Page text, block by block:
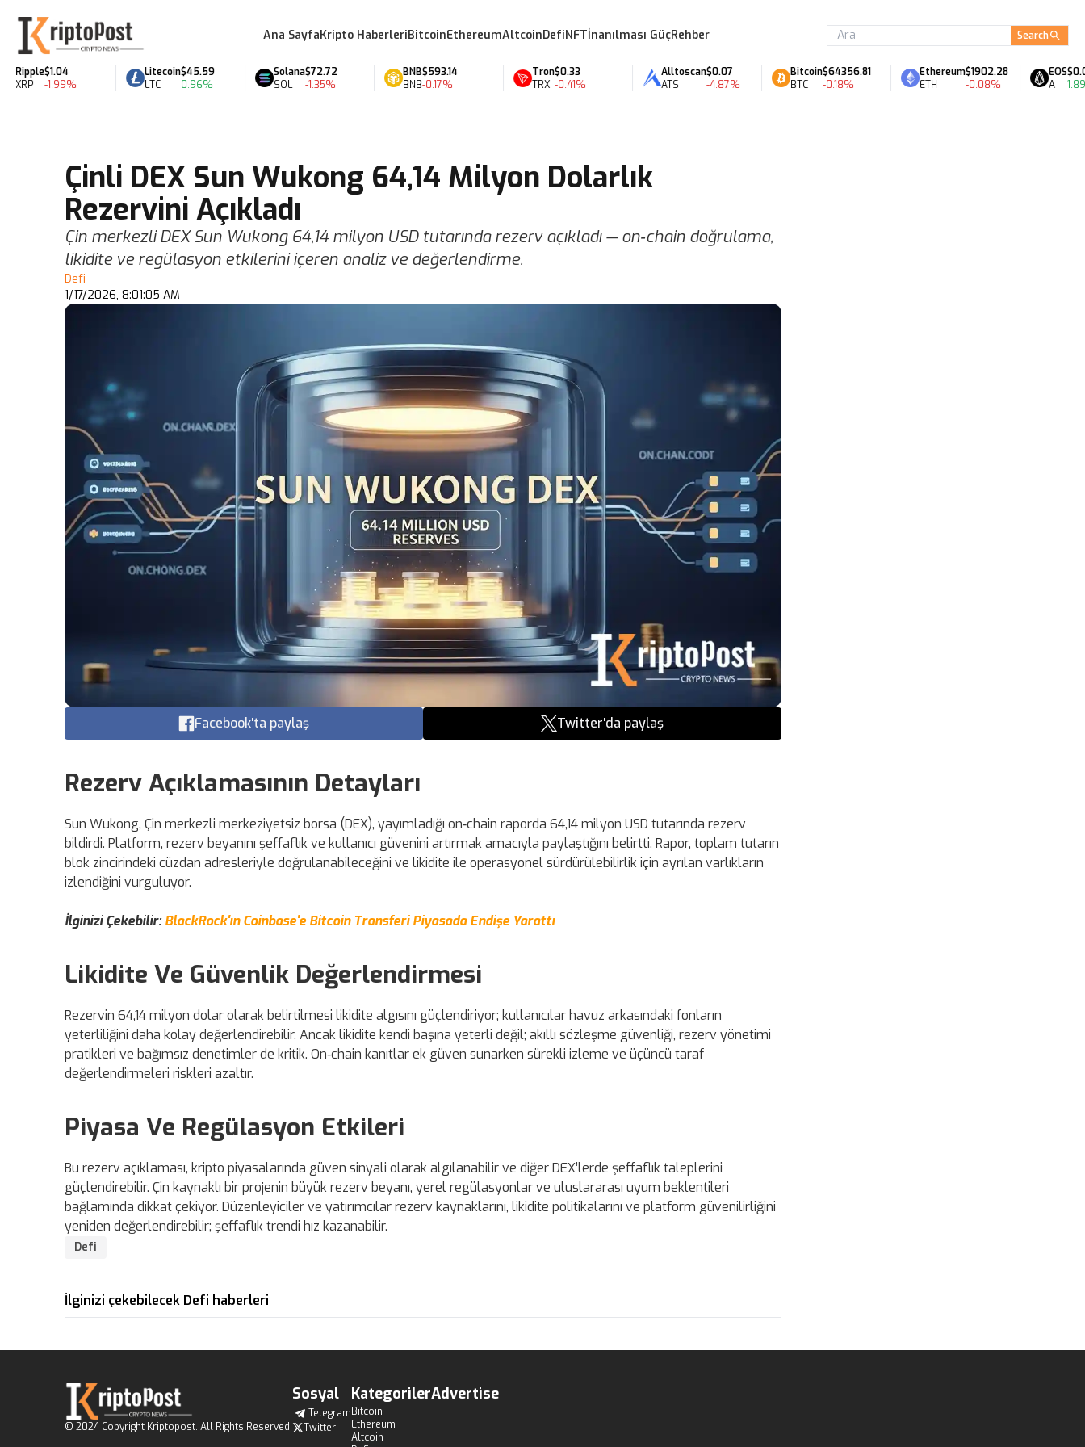
Ana SayfaKripto HaberleriBitcoinEthereumAltcoinDefiNFTİnanılması GüçRehber Search
$1.04
-1.99%
Litecoin
LTC
$45.59
0.96%
Solana
SOL
$72.72
-1.35%
BNB
BNB
$593.14
-0.17%
Tron
TRX
$0.33
-0.41%
Alltoscan
ATS
$0.07
-4.87%
Bitcoin
BTC
$64356.81
-0.18%
Ethereum
ETH
$1902.28
-0.08%
EOS
A
$0.07
1.89%
Çinli DEX Sun Wukong 64,14 Milyon Dolarlık
Rezervini Açıkladı
Çin merkezli DEX Sun Wukong 64,14 milyon USD tutarında rezerv açıkladı — on‑chain doğrulama,
likidite ve regülasyon etkilerini içeren analiz ve değerlendirme.
Defi
1/17/2026, 8:01:05 AM
Facebook'ta paylaş Twitter'da paylaş
Rezerv Açıklamasının Detayları
Sun Wukong, Çin merkezli merkeziyetsiz borsa (DEX), yayımladığı on‑chain raporda 64,14 milyon USD tutarında rezerv
bildirdi. Platform, rezerv beyanını şeffaflık ve kullanıcı güvenini artırmak amacıyla paylaştığını belirtti. Rapor, toplam tutarın
blok zincirindeki cüzdan adresleriyle doğrulanabileceğini ve likidite ile operasyonel sürdürülebilirlik için ayrılan varlıkların
izlendiğini vurguluyor.
İlginizi Çekebilir:BlackRock'ın Coinbase'e Bitcoin Transferi Piyasada Endişe Yarattı
Likidite Ve Güvenlik Değerlendirmesi
Rezervin 64,14 milyon dolar olarak belirtilmesi likidite algısını güçlendiriyor; kullanıcılar havuz arkasındaki fonların
yeterliliğini daha kolay değerlendirebilir. Ancak likidite kendi başına yeterli değil; akıllı sözleşme güvenliği, rezerv yönetimi
pratikleri ve bağımsız denetimler de kritik. On‑chain kanıtlar ek güven sunarken sürekli izleme ve üçüncü taraf
değerlendirmeleri riskleri azaltır.
Piyasa Ve Regülasyon Etkileri
Bu rezerv açıklaması, kripto piyasalarında güven sinyali olarak algılanabilir ve diğer DEX’lerde şeffaflık taleplerini
güçlendirebilir. Çin kaynaklı bir projenin büyük rezerv beyanı, yerel regülasyonlar ve uluslararası uyum beklentileri
bağlamında dikkat çekiyor. Düzenleyiciler ve yatırımcılar rezerv kaynaklarını, likidite politikalarını ve platform güvenilirliğini
yeniden değerlendirebilir; şeffaflık trendi hız kazanabilir.
Defi
İlginizi çekebilecek Defi haberleri
© 2024 Copyright Kriptopost. All Rights Reserved.
Sosyal
Telegram
Twitter
Kategoriler
Bitcoin
Ethereum
Altcoin
Advertise